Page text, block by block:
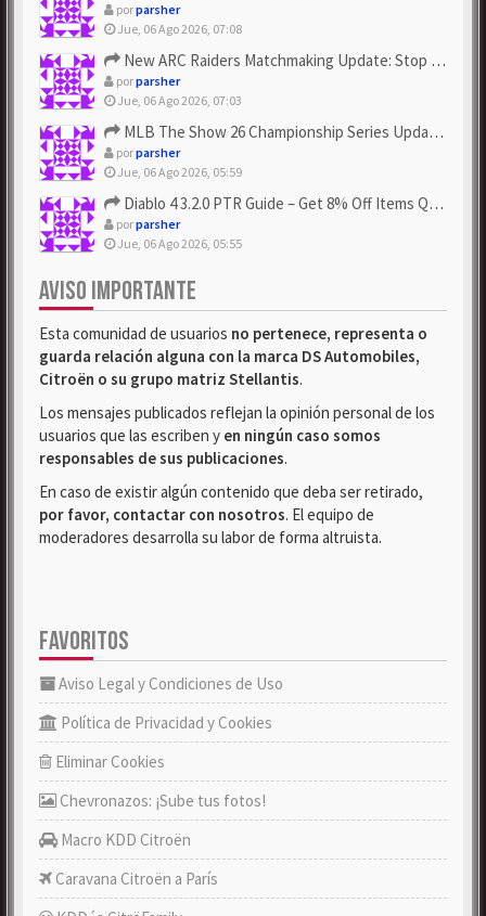
porparsher
Jue, 06 Ago 2026, 07:08
New ARC Raiders Matchmaking Update: Stop Failed - Grab Bluep...
porparsher
Jue, 06 Ago 2026, 07:03
MLB The Show 26 Championship Series Update! Get Cheap & ...
porparsher
Jue, 06 Ago 2026, 05:59
Diablo 4 3.2.0 PTR Guide – Get 8% Off Items Quickly to Test ...
porparsher
Jue, 06 Ago 2026, 05:55
AVISO IMPORTANTE
Esta comunidad de usuarios no pertenece, representa o
guarda relación alguna con la marca DS Automobiles,
Citroën o su grupo matriz Stellantis.
Los mensajes publicados reflejan la opinión personal de los
usuarios que las escriben y en ningún caso somos
responsables de sus publicaciones.
En caso de existir algún contenido que deba ser retirado,
por favor, contactar con nosotros. El equipo de
moderadores desarrolla su labor de forma altruista.
FAVORITOS
Aviso Legal y Condiciones de Uso
Política de Privacidad y Cookies
Eliminar Cookies
Chevronazos: ¡Sube tus fotos!
Macro KDD Citroën
Caravana Citroën a París